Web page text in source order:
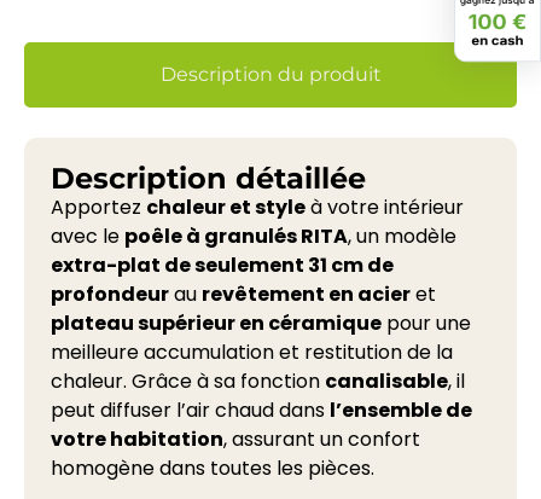
Description du produit
Description détaillée
Apportez chaleur et styleà votre intérieur
avec le poêle à granulés RITA, un modèle
extra-plat de seulement 31 cm de
profondeurau revêtement en acieret
plateau supérieur en céramique pour une
meilleure accumulation et restitution de la
chaleur. Grâce à sa fonction canalisable, il
peut diffuser l’air chaud dans l’ensemble de
votre habitation, assurant un confort
homogène dans toutes les pièces.